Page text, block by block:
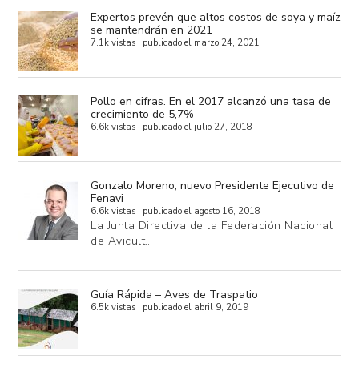
Expertos prevén que altos costos de soya y maíz
se mantendrán en 2021
7.1k vistas | publicado el marzo 24, 2021
Pollo en cifras. En el 2017 alcanzó una tasa de
crecimiento de 5,7%
6.6k vistas | publicado el julio 27, 2018
Gonzalo Moreno, nuevo Presidente Ejecutivo de
Fenavi
6.6k vistas | publicado el agosto 16, 2018
La Junta Directiva de la Federación Nacional
de Avicult…
Guía Rápida – Aves de Traspatio
6.5k vistas | publicado el abril 9, 2019